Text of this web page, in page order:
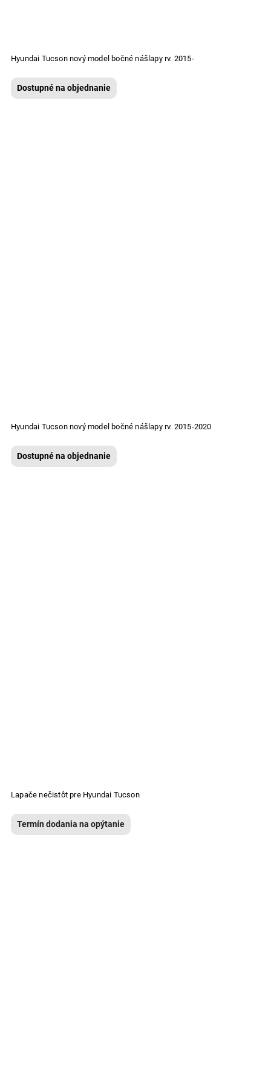
Hyundai Tucson nový model bočné nášlapy rv. 2015-
Dostupné na objednanie
Hyundai Tucson nový model bočné nášlapy rv. 2015-2020
Dostupné na objednanie
Lapače nečistôt pre Hyundai Tucson
Termín dodania na opýtanie